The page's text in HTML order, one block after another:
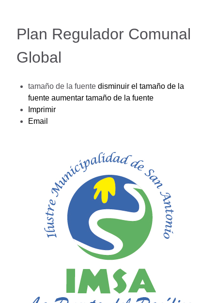
Plan Regulador Comunal
Global
tamaño de la fuente disminuir el tamaño de la
fuente aumentar tamaño de la fuente
Imprimir
Email